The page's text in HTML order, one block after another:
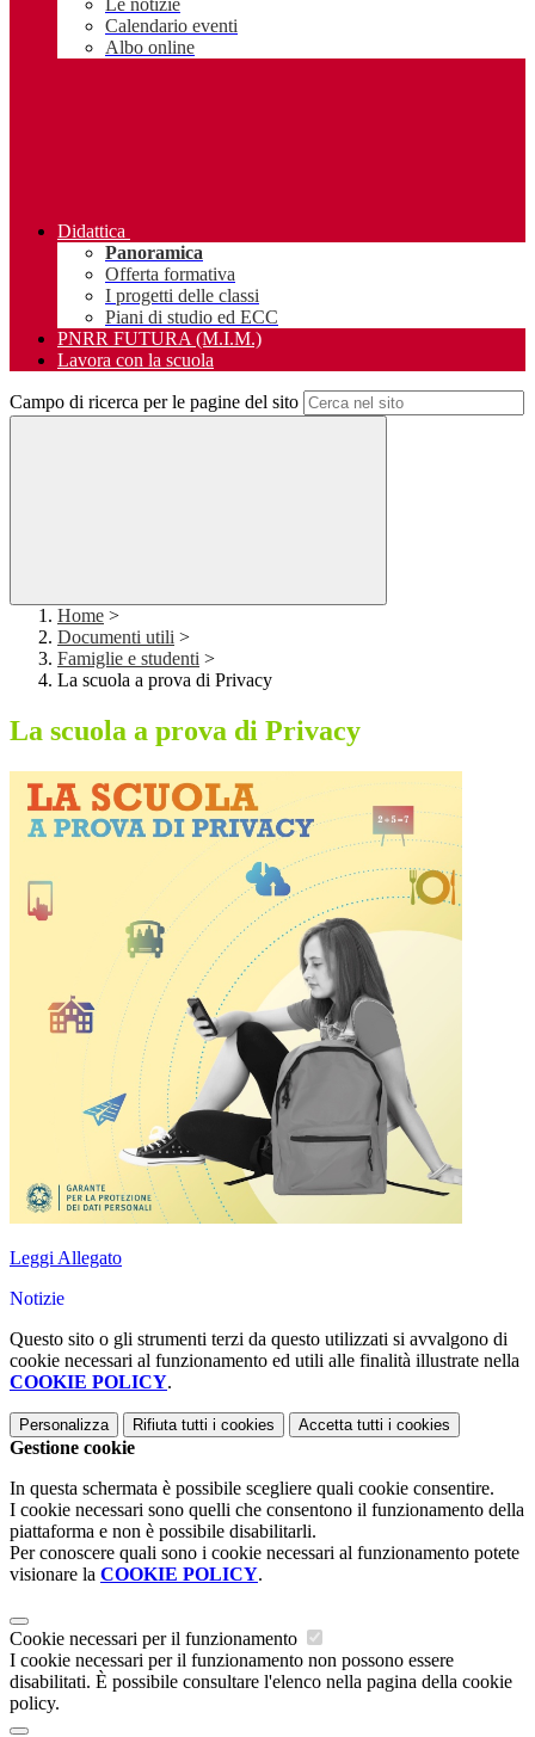
Le notizie
Calendario eventi
Albo online
Didattica
Panoramica
Offerta formativa
I progetti delle classi
Piani di studio ed ECC
PNRR FUTURA (M.I.M.)
Lavora con la scuola
Campo di ricerca per le pagine del sito
Home >
Documenti utili >
Famiglie e studenti >
La scuola a prova di Privacy
La scuola a prova di Privacy
Leggi Allegato
Notizie
Questo sito o gli strumenti terzi da questo utilizzati si avvalgono di
cookie necessari al funzionamento ed utili alle finalità illustrate nella
COOKIE POLICY.
Personalizza Rifiuta tutti i cookies Accetta tutti i cookies
Gestione cookie
In questa schermata è possibile scegliere quali cookie consentire.
I cookie necessari sono quelli che consentono il funzionamento della
piattaforma e non è possibile disabilitarli.
Per conoscere quali sono i cookie necessari al funzionamento potete
visionare la COOKIE POLICY.
Cookie necessari per il funzionamento
I cookie necessari per il funzionamento non possono essere
disabilitati. È possibile consultare l'elenco nella pagina della cookie
policy.